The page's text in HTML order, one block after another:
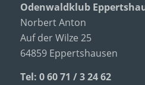
Odenwaldklub
Norbert Anton
Auf der Wilze 25
64859 Eppertshausen
Tel: 0 60 71 / 3 24 62